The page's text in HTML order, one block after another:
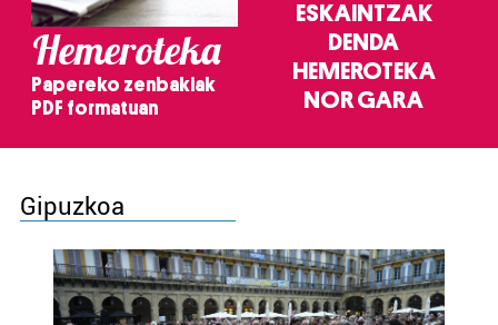
Hemeroteka
Papereko zenbakiak
PDF formatuan
ESKAINTZAK
DENDA
HEMEROTEKA
NOR GARA
Gipuzkoa